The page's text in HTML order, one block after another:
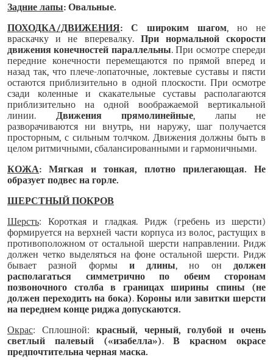
Задние лапы: Овальные.
ПОХОДКА/ДВИЖЕНИЯ: С широким шагом, но не
враскачку и не вперевалку. При нормальной скорости
движения конечностей параллельны. При осмотре спереди
передние конечности перемещаются по прямой вперед и
назад так, что плече-лопаточные, локтевые суставы и пясти
остаются приблизительно в одной плоскости. При осмотре
сзади коленные и скакательные суставы располагаются
приблизительно на одной воображаемой вертикальной
линии. Движения прямолинейные, лапы не
разворачиваются ни внутрь, ни наружу, шаг получается
просторным, с сильным толчком. Движения должны быть в
целом ритмичными, сбалансированными и гармоничными.
КОЖА: Мягкая и тонкая, плотно прилегающая. Не
образует подвес на горле.
ШЕРСТНЫЙ ПОКРОВ
Шерсть: Короткая и гладкая. Ридж (гребень из шерсти)
формируется на верхней части корпуса из волос, растущих в
противоположном от остальной шерсти направлении. Ридж
должен четко выделяться на фоне остальной шерсти. Ридж
бывает разной формы и длины, но ондолжен
располагаться симметрично по обеим сторонам
позвоночного столба в границах ширины спины (не
должен переходить на бока).Короны или завитки шерсти
на переднем конце риджа допускаются.
Окрас: Сплошной: красный, черный, голубой и очень
светлый палевый («изабелла»).В красном окрасе
предпочтительна черная маска.